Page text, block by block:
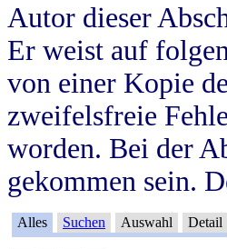
Autor dieser
Er weist auf
von einer Kopie
zweifelsfreie
worden. Bei der
gekommen sein.
Alles Suchen Auswahl Detail